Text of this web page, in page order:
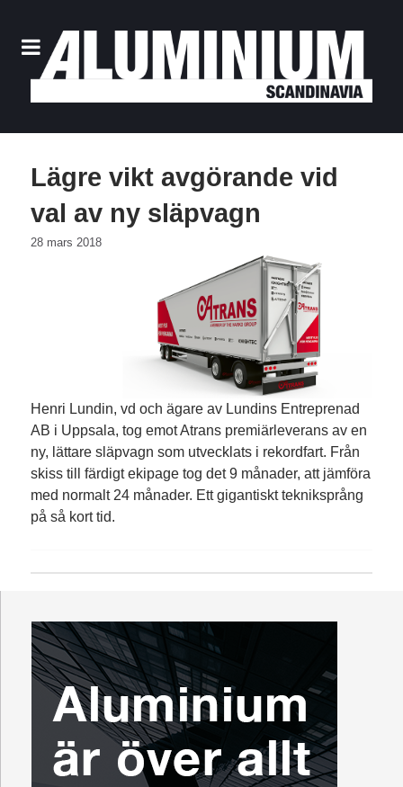
Lägre vikt avgörande vid
val av ny släpvagn
28 mars 2018
Henri Lundin, vd och ägare av Lundins Entreprenad
AB i Uppsala, tog emot Atrans premiärleverans av en
ny, lättare släpvagn som utvecklats i rekordfart. Från
skiss till färdigt ekipage tog det 9 månader, att jämföra
med normalt 24 månader. Ett gigantiskt tekniksprång
på så kort tid.